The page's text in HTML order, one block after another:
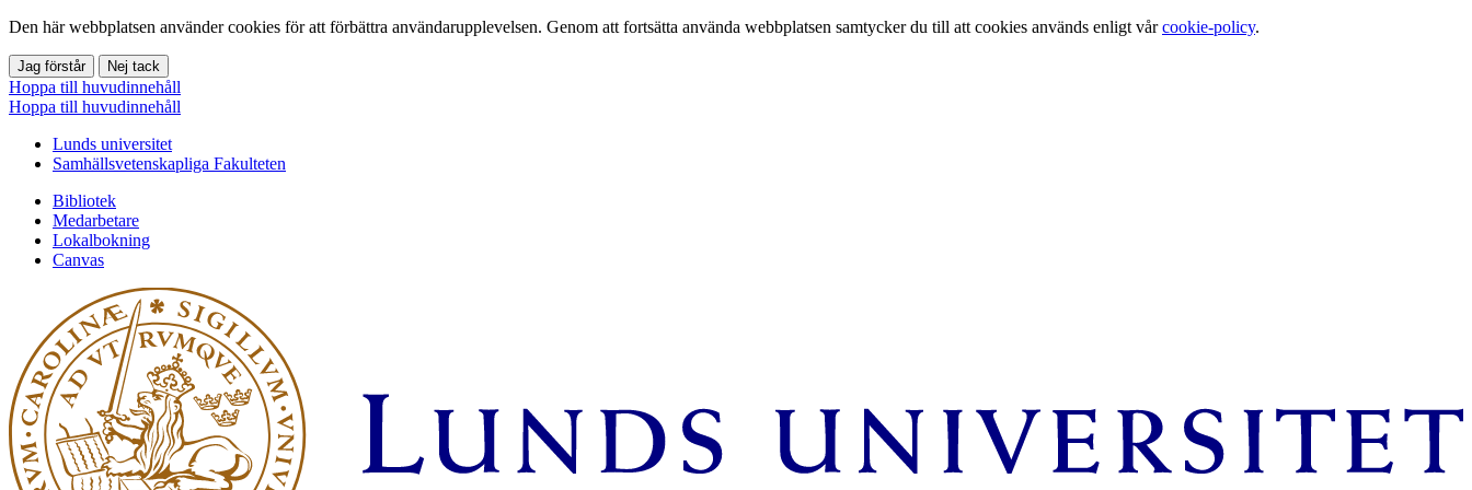
Den här webbplatsen använder cookies för att förbättra användarupplevelsen. Genom att fortsätta använda webbplatsen samtycker du till att cookies används enligt vårcookie-policy.
Jag förstår Nej tack
Hoppa till huvudinnehåll
Hoppa till huvudinnehåll
Lunds universitet
Samhällsvetenskapliga Fakulteten
Bibliotek
Medarbetare
Lokalbokning
Canvas